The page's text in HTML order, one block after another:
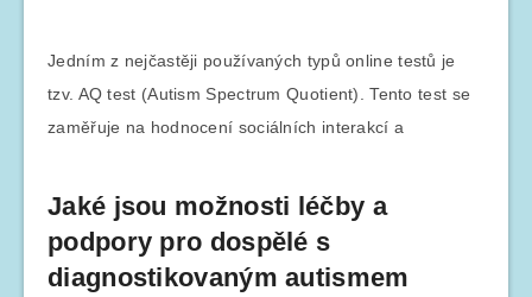
Jedním z nejčastěji používaných typů online testů je
tzv. AQ test (Autism Spectrum Quotient). Tento test se
zaměřuje na hodnocení sociálních interakcí a
Jaké jsou možnosti léčby a
podpory pro dospělé s
diagnostikovaným autismem